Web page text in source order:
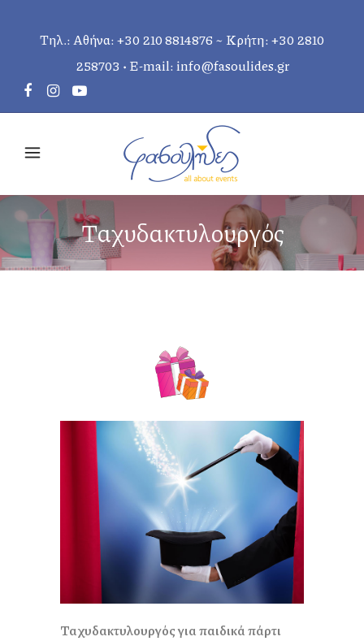
Τηλ.: Αθήνα:+30 210 8814876 ~ Κρήτη:+30 2810
258703 • E-mail:info@fasoulides.gr
Ταχυδακτυλουργός
Ταχυδακτυλουργός για παιδικά πάρτι